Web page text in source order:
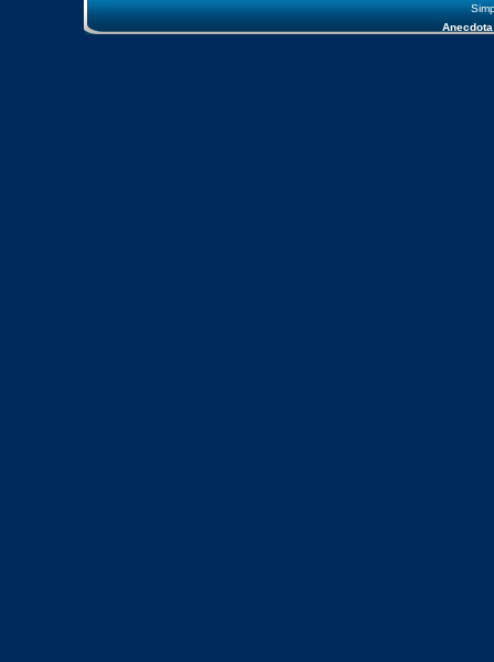
Anecdota